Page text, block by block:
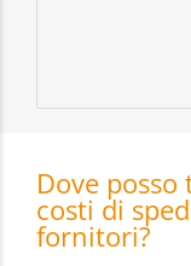
Dove
costi di
fornitori?